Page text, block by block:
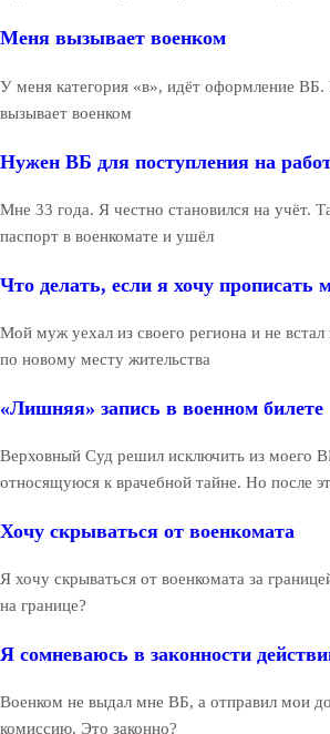
Меня вызывает военком
У меня категория «в», идёт оформление
вызывает военком
Нужен ВБ для поступления на
Мне 33 года. Я честно становился на учёт.
паспорт в военкомате и ушёл
Что делать, если я хочу прописать
Мой муж уехал из своего региона и не встал
по новому месту жительства
«Лишняя» запись в военном билете
Верховный Суд решил исключить из моего
относящуюся к врачебной тайне. Но после
Хочу скрываться от военкомата
Я хочу скрываться от военкомата за
на границе?
Я сомневаюсь в законности
Военком не выдал мне ВБ, а отправил мои
комиссию. Это законно?